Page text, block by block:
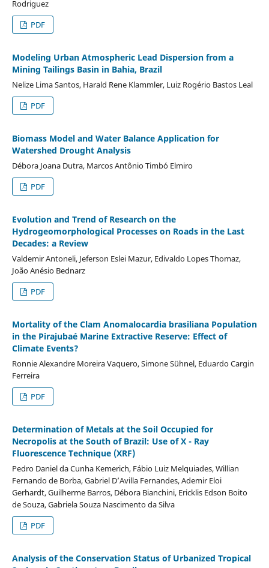
Rodriguez
PDF
Modeling Urban Atmospheric Lead Dispersion from a
Mining Tailings Basin in Bahia, Brazil
Nelize Lima Santos, Harald Rene Klammler, Luiz Rogério Bastos Leal
PDF
Biomass Model and Water Balance Application for
Watershed Drought Analysis
Débora Joana Dutra, Marcos Antônio Timbó Elmiro
PDF
Evolution and Trend of Research on the
Hydrogeomorphological Processes on Roads in the Last
Decades: a Review
Valdemir Antoneli, Jeferson Eslei Mazur, Edivaldo Lopes Thomaz,
João Anésio Bednarz
PDF
Mortality of the Clam Anomalocardia brasiliana Population
in the Pirajubaé Marine Extractive Reserve: Effect of
Climate Events?
Ronnie Alexandre Moreira Vaquero, Simone Sühnel, Eduardo Cargin
Ferreira
PDF
Determination of Metals at the Soil Occupied for
Necropolis at the South of Brazil: Use of X - Ray
Fluorescence Technique (XRF)
Pedro Daniel da Cunha Kemerich, Fábio Luiz Melquiades, Willian
Fernando de Borba, Gabriel D’Avilla Fernandes, Ademir Eloi
Gerhardt, Guilherme Barros, Débora Bianchini, Ericklis Edson Boito
de Souza, Gabriela Souza Nascimento da Silva
PDF
Analysis of the Conservation Status of Urbanized Tropical